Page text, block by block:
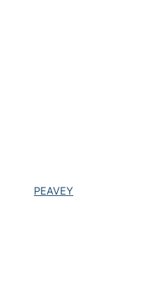
PEAVEY